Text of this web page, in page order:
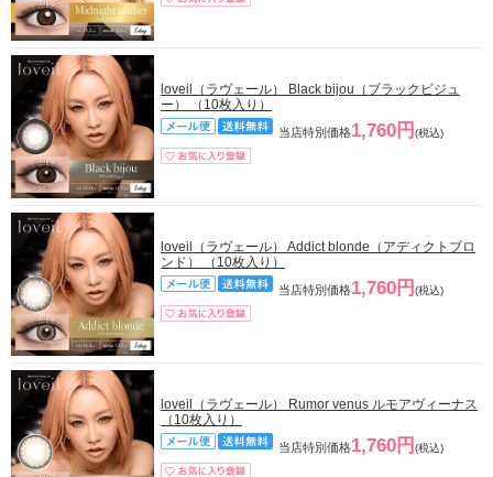
loveil（ラヴェール） Black bijou（ブラックビジュ
ー） （10枚入り）
当店特別価格1,760円 (税込)
loveil（ラヴェール） Addict blonde（アディクトブロ
ンド） （10枚入り）
当店特別価格1,760円 (税込)
loveil（ラヴェール） Rumor venus ルモアヴィーナス
（10枚入り）
当店特別価格1,760円 (税込)